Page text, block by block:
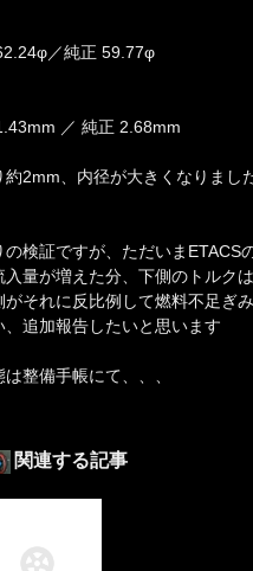
／純正 59.77φ
／ 純正 2.68mm
約2mm、内径が大きくなりまし
の検証ですが、ただいまETACS
入量が増えた分、下側のトルク
がそれに反比例して燃料不足ぎ
、追加報告したいと思います
整備手帳にて、、、
関連する記事